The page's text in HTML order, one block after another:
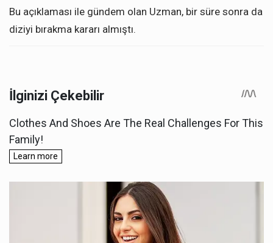
Bu açıklaması ile gündem olan Uzman, bir süre sonra da
diziyi bırakma kararı almıştı.